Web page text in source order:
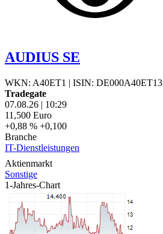
AUDIUS SE
WKN: A40ET1 | ISIN: DE000A40ET13
Tradegate
07.08.26 | 10:29
11,500 Euro
+0,88 % +0,100
Branche
IT-Dienstleistungen
Aktienmarkt
Sonstige
1-Jahres-Chart